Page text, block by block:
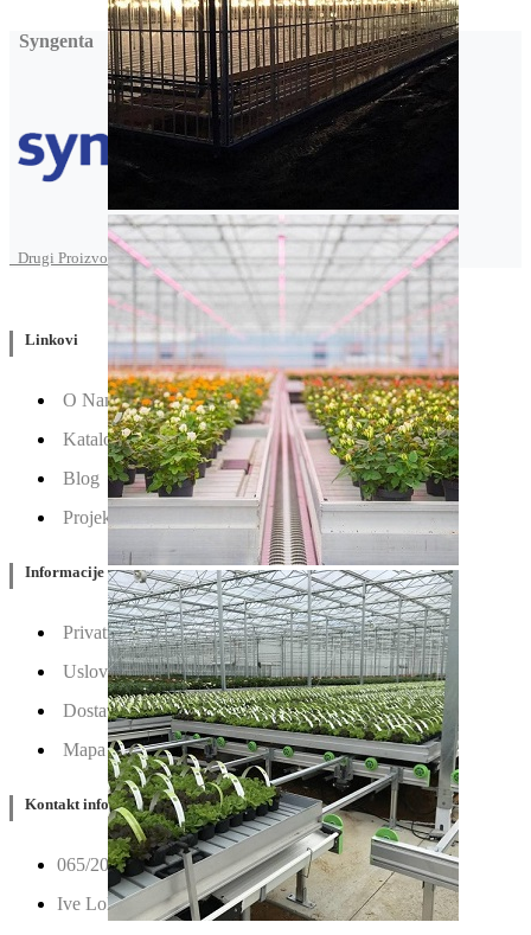
Syngenta
Drugi Proizvodi od Syngenta
Linkovi
O Nama
Katalozi
Blog
Projektovanje / Izgradnja
Informacije
Privatnost & Kolačići
Uslovi Korišćenja
Dostava & Povraćaj
Mapa
Kontakt info
065/202-52-02
Ive Lole Ribara 65, 22406 Irig